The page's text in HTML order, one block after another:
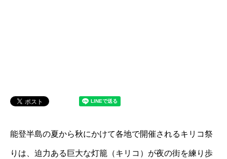
能登半島の夏から秋にかけて各地で開催されるキリコ祭
りは、迫力ある巨大な灯籠（キリコ）が夜の街を練り歩